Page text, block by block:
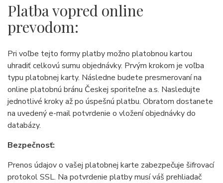
Platba vopred online
prevodom:
Pri voľbe tejto formy platby možno platobnou kartou
uhradiť celkovú sumu objednávky. Prvým krokom je voľba
typu platobnej karty. Následne budete presmerovaní na
online platobnú bránu Českej sporiteľne a.s. Nasledujte
jednotlivé kroky až po úspešnú platbu. Obratom dostanete
na uvedený e-mail potvrdenie o vložení objednávky do
databázy.
Bezpečnosť:
Prenos údajov o vašej platobnej karte zabezpečuje šifrovací
protokol SSL. Na potvrdenie platby musí váš prehliadač